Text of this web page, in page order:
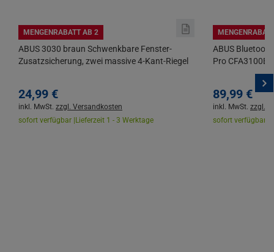
MENGENRABATT AB 2
ABUS 3030 braun Schwenkbare Fenster-
Zusatzsicherung, zwei massive 4-Kant-Riegel
24,99 €
inkl. MwSt. zzgl. Versandkosten
sofort verfügbar | Lieferzeit 1 - 3 Werktage
ABUS
Pro
89,99 €
inkl. MwSt. zzgl.
sofort verfügbar |